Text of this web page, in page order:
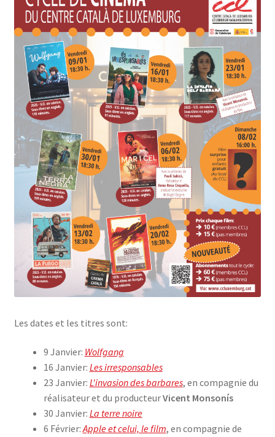
Les dates et les titres sont:
9 Janvier: Wolfgang
16 Janvier: Les irresponsables
23 Janvier: L'invasion des barbares, en compagnie du
réalisateur et du producteurVicent Monsonís
30 Janvier: La terre noire
6 Février:Apple et celui, le film, en compagnie de